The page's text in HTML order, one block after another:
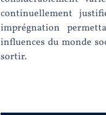
continuellement
imprégnation
influences du monde
sortir.